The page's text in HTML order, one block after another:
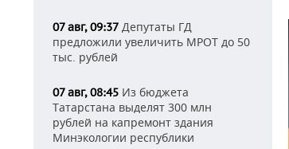
07 авг, 09:37 Депутаты ГД
предложили увеличить МРОТ до 50
тыс. рублей
07 авг, 08:45 Из бюджета
Татарстана выделят 300 млн
рублей на капремонт здания
Минэкологии республики